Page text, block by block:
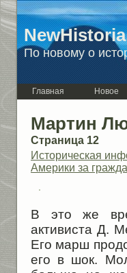
NewHistoria
По новому о
Главная Новое
Мартин
Страница 12
Историческая
Америки за
В это же
активиста Д.
Его марш
его в шок.